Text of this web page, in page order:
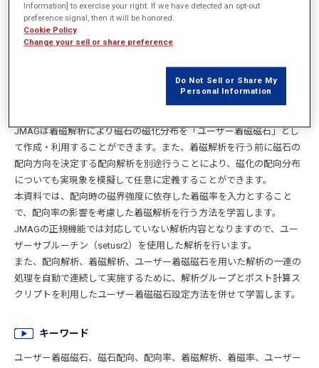
磁石の成形段階では、配向器のコイルに電流を通電し、被着磁体に磁
界を印加しながら熱や圧力を加えて、磁化方向を揃えながら成形しま
す。このとき、磁石の種類によっては配向時の磁場強度によって配向
率（どの程度磁区の方向が揃っているかの指標）が大きく変わり、そ
の後の着磁時の着磁率にまで影響が及びます。次に、成形済みの磁石
JMAGは着磁解析により磁石の磁化分布を「ユーザー着磁磁石」とし
て作成・利用することができます。また、着磁解析を行う前に磁石の
配向方向を決定する配向解析を別途行うことにより、磁化の配向分布
についても実現象を模擬して任意に定義することができます。
本資料では、配向時の磁界強度に依存した着磁率を入力とすること
で、配向率の影響を考慮した着磁解析を行う方法を学習します。
JMAGの正規機能では対応していない解析内容となりますので、ユー
ザーサブルーチン（setusr2）を使用した解析を行います。
また、配向解析、着磁解析、ユーザー着磁磁石を用いた解析の一連の
処理を自動で連続して実施するために、解析グループとポスト計算ス
クリプトを利用したユーザー着磁磁石設定方法を併せて学習します。
キーワード
ユーザー着磁磁石、磁石配向、配向率、着磁解析、着磁率、ユーザー
Information] to exercise your right. If we have detected an opt-out
preference signal, then it will be honored.
Cookie Policy
Change your sell or share preference
Do Not Sell or Share My
Personal Information